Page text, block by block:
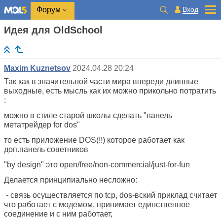
Форум Вход
Идея для OldSchool
Maxim Kuznetsov 2024.04.28 20:24
Так как в значительной части мира впереди длинные
выходные, есть мысль как их можно прикольно потратить
:
можно в стиле старой школы сделать "панель
метатрейдер for dos"
то есть приложение DOS(!!) которое работает как
доп.панель советников
"by design" это open/free/non-commercial/just-for-fun
Делается принципиально несложно:
- связь осуществляется по tcp, dos-вский приклад считает
что работает с модемом, принимает единственное
соединение и с ним работает,